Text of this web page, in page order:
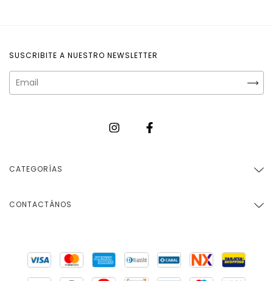
SUSCRIBITE A NUESTRO NEWSLETTER
CATEGORÍAS
CONTACTÁNOS